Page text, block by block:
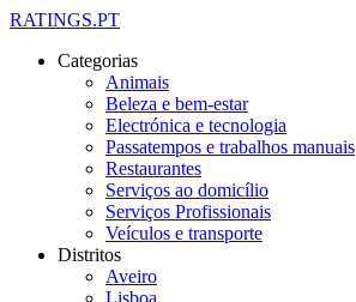
RATINGS.PT
Categorias
Animais
Beleza e bem-estar
Electrónica e tecnologia
Passatempos e trabalhos manuais
Restaurantes
Serviços ao domicílio
Serviços Profissionais
Veículos e transporte
Distritos
Aveiro
Lisboa